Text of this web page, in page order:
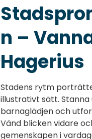
n –
Hagerius
Stadens rytm
illustrativt sätt. Stanna
barnaglädjen och
Vänd blicken vidare
gemenskapen i